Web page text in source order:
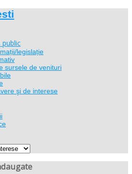
legislație
sursele de venituri
şi de interese